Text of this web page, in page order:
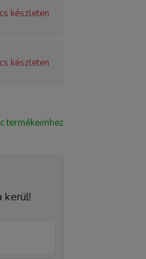
készleten
készleten
termékeimhez
kerül!